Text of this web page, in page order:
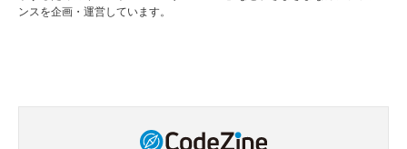
ンスを企画・運営しています。